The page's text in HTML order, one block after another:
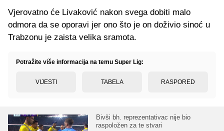
Vjerovatno će Livaković nakon svega dobiti malo
odmora da se oporavi jer ono što je on doživio sinoć u
Trabzonu je zaista velika sramota.
Potražite više informacija na temu Super Lig:
VIJESTI TABELA RASPORED
Bivši bh. reprezentativac nije bio
raspoložen za te stvari